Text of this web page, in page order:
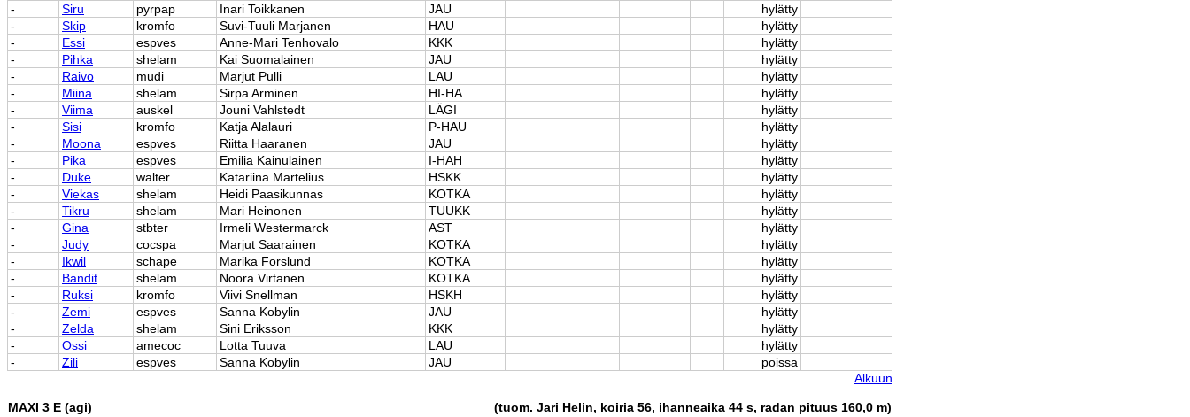
-
Siru pyrpap Inari Toikkanen JAU
hylätty
-
Skip kromfo Suvi-Tuuli Marjanen HAU
hylätty
-
Essi espves Anne-Mari Tenhovalo KKK
hylätty
-
Pihka shelam Kai Suomalainen JAU
hylätty
-
Raivo mudi Marjut Pulli LAU
hylätty
-
Miina shelam Sirpa Arminen HI-HA
hylätty
-
Viima auskel Jouni Vahlstedt LÄGI
hylätty
-
Sisi kromfo Katja Alalauri P-HAU
hylätty
-
Moona espves Riitta Haaranen JAU
hylätty
-
Pika espves Emilia Kainulainen I-HAH
hylätty
-
Duke walter Katariina Martelius HSKK
hylätty
-
Viekas shelam Heidi Paasikunnas KOTKA
hylätty
-
Tikru shelam Mari Heinonen TUUKK
hylätty
-
Gina stbter Irmeli Westermarck AST
hylätty
-
Judy cocspa Marjut Saarainen KOTKA
hylätty
-
Ikwil schape Marika Forslund KOTKA
hylätty
-
Bandit shelam Noora Virtanen KOTKA
hylätty
-
Ruksi kromfo Viivi Snellman HSKH
hylätty
-
Zemi espves Sanna Kobylin JAU
hylätty
-
Zelda shelam Sini Eriksson KKK
hylätty
-
Ossi amecoc Lotta Tuuva LAU
hylätty
-
Zili espves Sanna Kobylin JAU
poissa
Alkuun
MAXI 3 E (agi) (tuom. Jari Helin, koiria 56, ihanneaika 44 s, radan pituus 160,0 m)